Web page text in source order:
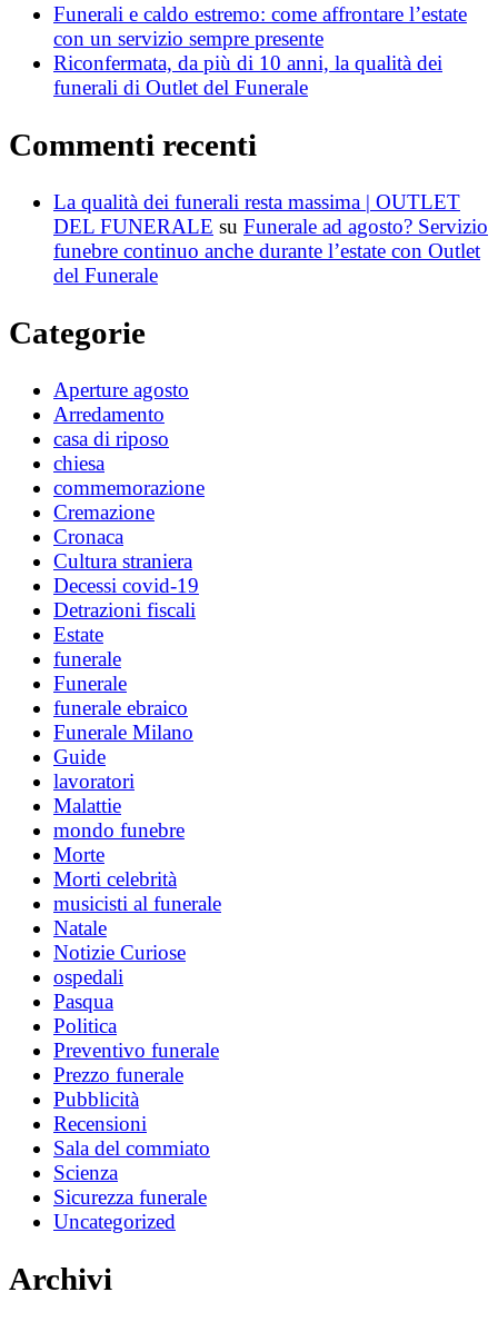
Funerali e caldo estremo: come affrontare l’estate
con un servizio sempre presente
Riconfermata, da più di 10 anni, la qualità dei
funerali di Outlet del Funerale
Commenti recenti
La qualità dei funerali resta massima | OUTLET
DEL FUNERALE su Funerale ad agosto? Servizio
funebre continuo anche durante l’estate con Outlet
del Funerale
Categorie
Aperture agosto
Arredamento
casa di riposo
chiesa
commemorazione
Cremazione
Cronaca
Cultura straniera
Decessi covid-19
Detrazioni fiscali
Estate
funerale
Funerale
funerale ebraico
Funerale Milano
Guide
lavoratori
Malattie
mondo funebre
Morte
Morti celebrità
musicisti al funerale
Natale
Notizie Curiose
ospedali
Pasqua
Politica
Preventivo funerale
Prezzo funerale
Pubblicità
Recensioni
Sala del commiato
Scienza
Sicurezza funerale
Uncategorized
Archivi